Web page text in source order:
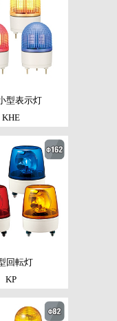
型表示灯
KHE
回転灯
KP